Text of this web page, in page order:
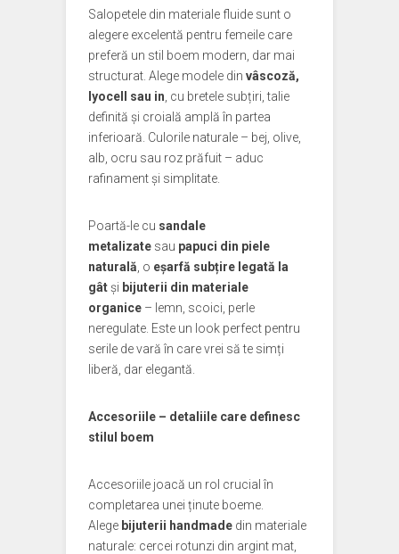
Salopetele din materiale fluide sunt o
alegere excelentă pentru femeile care
preferă un stil boem modern, dar mai
structurat. Alege modele din vâscoză,
lyocell sau in , cu bretele subțiri, talie
definită și croială amplă în partea
inferioară. Culorile naturale – bej, olive,
alb, ocru sau roz prăfuit – aduc
rafinament și simplitate.
Poartă-le cu sandale
metalizate sau papuci din piele
naturală , o eșarfă subțire legată la
gâtși bijuterii din materiale
organice – lemn, scoici, perle
neregulate. Este un look perfect pentru
serile de vară în care vrei să te simți
liberă, dar elegantă.
Accesoriile – detaliile care definesc
stilul boem
Accesoriile joacă un rol crucial în
completarea unei ținute boeme.
Alege bijuterii handmade din materiale
naturale: cercei rotunzi din argint mat,